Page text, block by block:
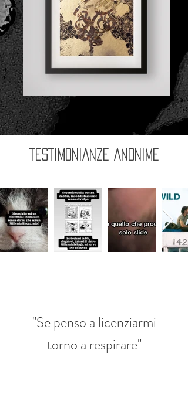
TESTIMONIANZE ANONIME
"Se penso a licenziarmi
torno a respirare"